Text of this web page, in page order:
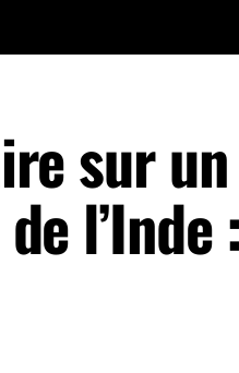
sur
l’Inde